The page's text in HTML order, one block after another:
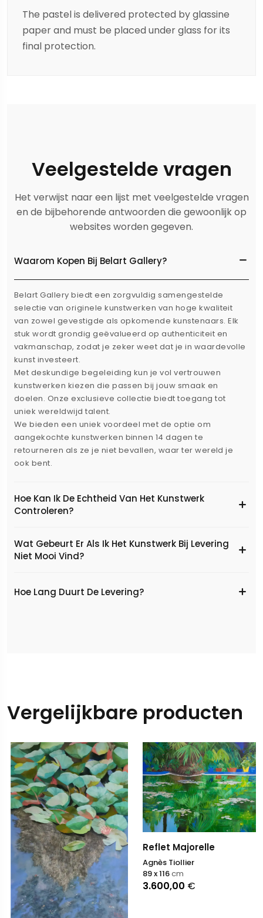
The pastel is delivered protected by glassine
paper and must be placed under glass for its
final protection.
Veelgestelde vragen
Het verwijst naar een lijst met veelgestelde vragen
en de bijbehorende antwoorden die gewoonlijk op
websites worden gegeven.
Waarom Kopen Bij Belart Gallery?
Belart Gallery biedt een zorgvuldig samengestelde
selectie van originele kunstwerken van hoge kwaliteit
van zowel gevestigde als opkomende kunstenaars. Elk
stuk wordt grondig geëvalueerd op authenticiteit en
vakmanschap, zodat je zeker weet dat je in waardevolle
kunst investeert.
Met deskundige begeleiding kun je vol vertrouwen
kunstwerken kiezen die passen bij jouw smaak en
doelen. Onze exclusieve collectie biedt toegang tot
uniek wereldwijd talent.
We bieden een uniek voordeel met de optie om
aangekochte kunstwerken binnen 14 dagen te
retourneren als ze je niet bevallen, waar ter wereld je
ook bent.
Hoe Kan Ik De Echtheid Van Het Kunstwerk
Controleren?
Wat Gebeurt Er Als Ik Het Kunstwerk Bij Levering
Niet Mooi Vind?
Hoe Lang Duurt De Levering?
Vergelijkbare producten
Reflet Majorelle
Agnès Tiollier
3.600,00€
89 x 116cm